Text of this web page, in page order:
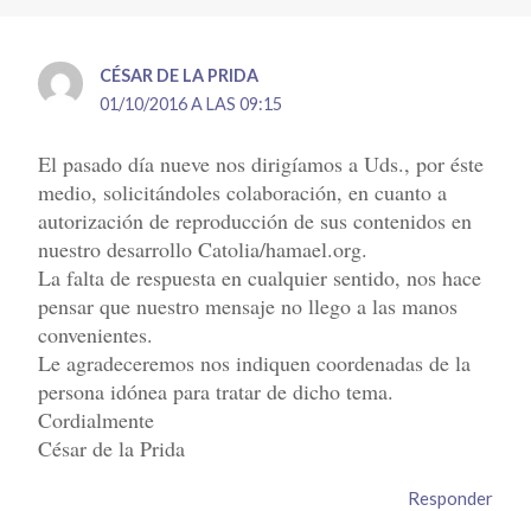
CÉSAR DE LA PRIDA
01/10/2016 A LAS 09:15
El pasado día nueve nos dirigíamos a Uds., por éste
medio, solicitándoles colaboración, en cuanto a
autorización de reproducción de sus contenidos en
nuestro desarrollo Catolia/hamael.org.
La falta de respuesta en cualquier sentido, nos hace
pensar que nuestro mensaje no llego a las manos
convenientes.
Le agradeceremos nos indiquen coordenadas de la
persona idónea para tratar de dicho tema.
Cordialmente
César de la Prida
Responder